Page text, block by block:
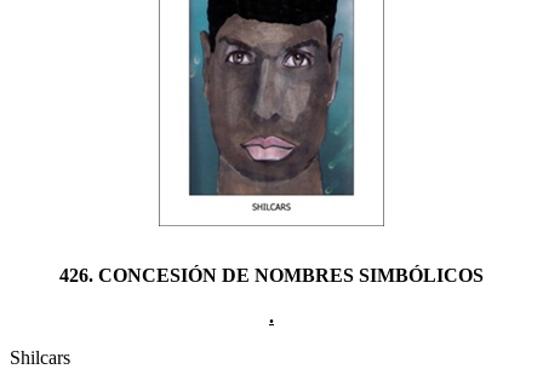
426. CONCESIÓN DE NOMBRES SIMBÓLICOS
.
Shilcars